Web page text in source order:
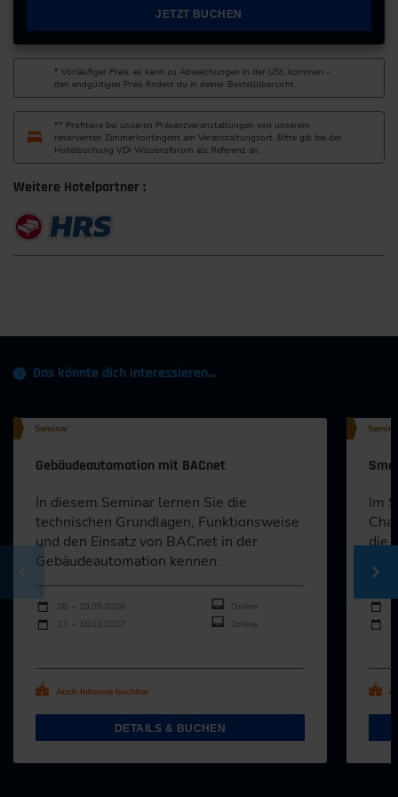
JETZT BUCHEN
* Vorläufiger Preis, es kann zu Abweichungen in der USt. kommen -
den endgültigen Preis findest du in deiner Bestellübersicht.
** Profitiere bei unseren Präsenzveranstaltungen von unserem
reservierten Zimmerkontingent am Veranstaltungsort. Bitte gib bei der
Hotelbuchung VDI Wissensforum als Referenz an.
Weitere Hotelpartner :
Das könnte dich interessieren…
Seminar
Gebäudeautomation mit BACnet
In diesem Seminar lernen Sie die
technischen Grundlagen, Funktionsweise
und den Einsatz von BACnet in der
Gebäudeautomation kennen.
Durchführungen
Veranstaltungsdatum
28. – 29.09.2026
Online
17. – 18.02.2027
Online
Auch Inhouse buchbar
DETAILS & BUCHEN
Im
die